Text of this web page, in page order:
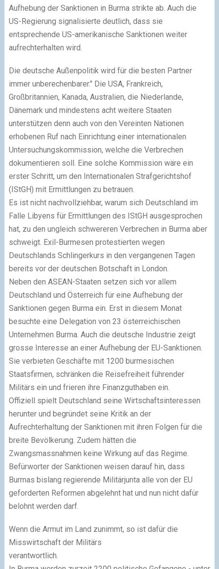
Aufhebung der Sanktionen in Burma strikte ab. Auch die
US-Regierung signalisierte deutlich, dass sie
entsprechende US-amerikanische Sanktionen weiter
aufrechterhalten wird.
Die deutsche Außenpolitik wird für die besten Partner
immer unberechenbarer." Die USA, Frankreich,
Großbritannien, Kanada, Australien, die Niederlande,
Dänemark und mindestens acht weitere Staaten
unterstützen denn auch von den Vereinten Nationen
erhobenen Ruf nach Einrichtung einer internationalen
Untersuchungskommission, welche die Verbrechen
dokumentieren soll. Eine solche Kommission wäre ein
erster Schritt, um den Internationalen Strafgerichtshof
(IStGH) mit Ermittlungen zu betrauen.
Es ist nicht nachvollziehbar, warum sich Deutschland im
Falle Libyens für Ermittlungen des IStGH ausgesprochen
hat, zu den ungleich schwereren Verbrechen in Burma aber
schweigt. Exil-Burmesen protestierten wegen
Deutschlands Schlingerkurs in den vergangenen Tagen
bereits vor der deutschen Botschaft in London.
Neben den ASEAN-Staaten setzen sich vor allem
Deutschland und Österreich für eine Aufhebung der
Sanktionen gegen Burma ein. Erst in diesem Monat
besuchte eine Delegation von 23 österreichischen
Unternehmen Burma. Auch die deutsche Industrie zeigt
grosse Interesse an einer Aufhebung der EU-Sanktionen.
Sie verbieten Geschäfte mit 1200 burmesischen
Staatsfirmen, schränken die Reisefreiheit führender
Militärs ein und frieren ihre Finanzguthaben ein.
Offiziell spielt Deutschland seine Wirtschaftsinteressen
herunter und begründet seine Kritik an der
Aufrechterhaltung der Sanktionen mit ihren Folgen für die
breite Bevölkerung. Zudem hätten die
Zwangsmassnahmen keine Wirkung auf das Regime.
Befürworter der Sanktionen weisen darauf hin, dass
Burmas bislang regierende Militärjunta alle von der EU
geforderten Reformen abgelehnt hat und nun nicht dafür
belohnt werden darf.
Wenn die Armut im Land zunimmt, so ist dafür die
Misswirtschaft der Militärs
verantwortlich.